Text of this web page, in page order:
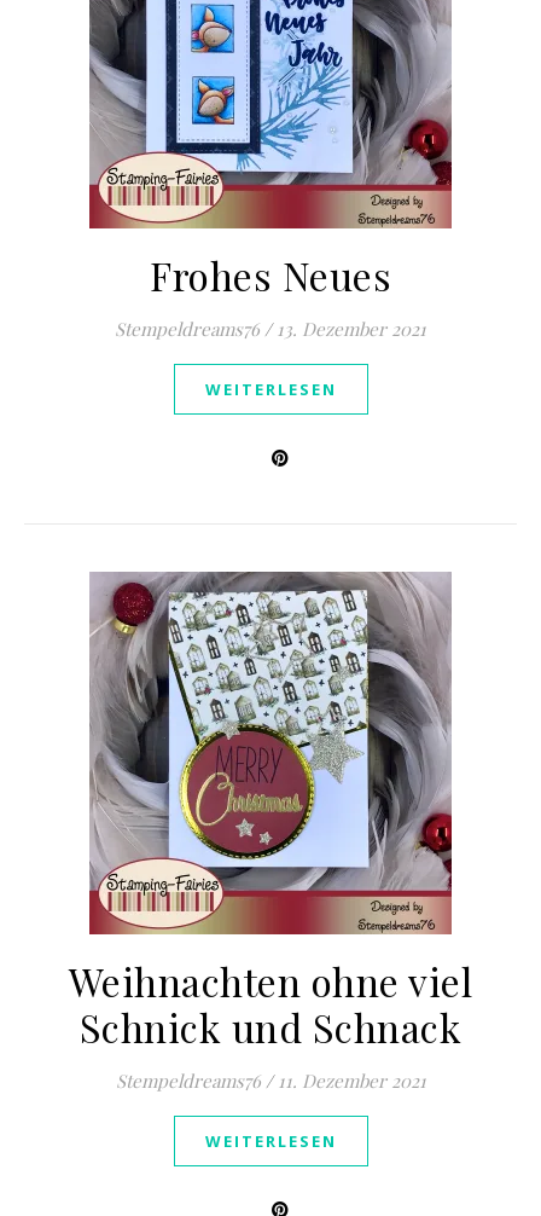
Frohes Neues
Stempeldreams76 / 13. Dezember 2021
WEITERLESEN
Weihnachten ohne viel
Schnick und Schnack
Stempeldreams76 / 11. Dezember 2021
WEITERLESEN